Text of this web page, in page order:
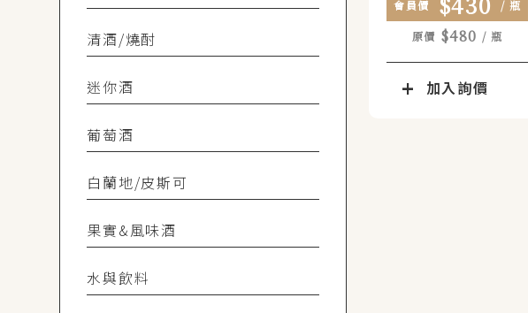
清酒/燒酎
迷你酒
葡萄酒
白蘭地/皮斯可
果實&風味酒
水與飲料
會員價 / 瓶
原價 $480 / 瓶
加入詢價